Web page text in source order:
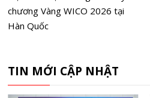
chương Vàng WICO 2026 tại
Hàn Quốc
TIN MỚI CẬP NHẬT